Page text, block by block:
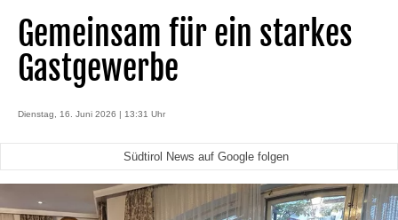
Gemeinsam für ein starkes
Gastgewerbe
Dienstag, 16. Juni 2026 | 13:31 Uhr
Südtirol News auf Google folgen